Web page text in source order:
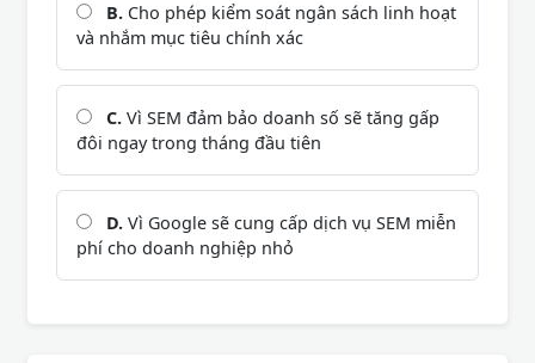
B. Cho phép kiểm soát ngân sách linh hoạt
và nhắm mục tiêu chính xác
C. Vì SEM đảm bảo doanh số sẽ tăng gấp
đôi ngay trong tháng đầu tiên
D. Vì Google sẽ cung cấp dịch vụ SEM miễn
phí cho doanh nghiệp nhỏ